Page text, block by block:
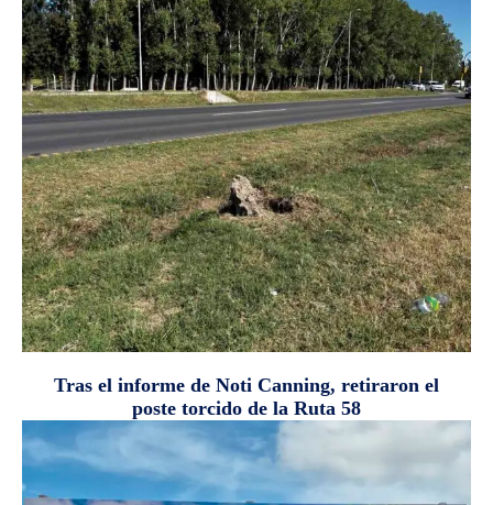
Tras el informe de Noti Canning, retiraron el
poste torcido de la Ruta 58